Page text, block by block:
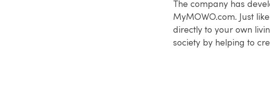
The company has
MyMOWO.com. Just
directly to your own
society by helping to